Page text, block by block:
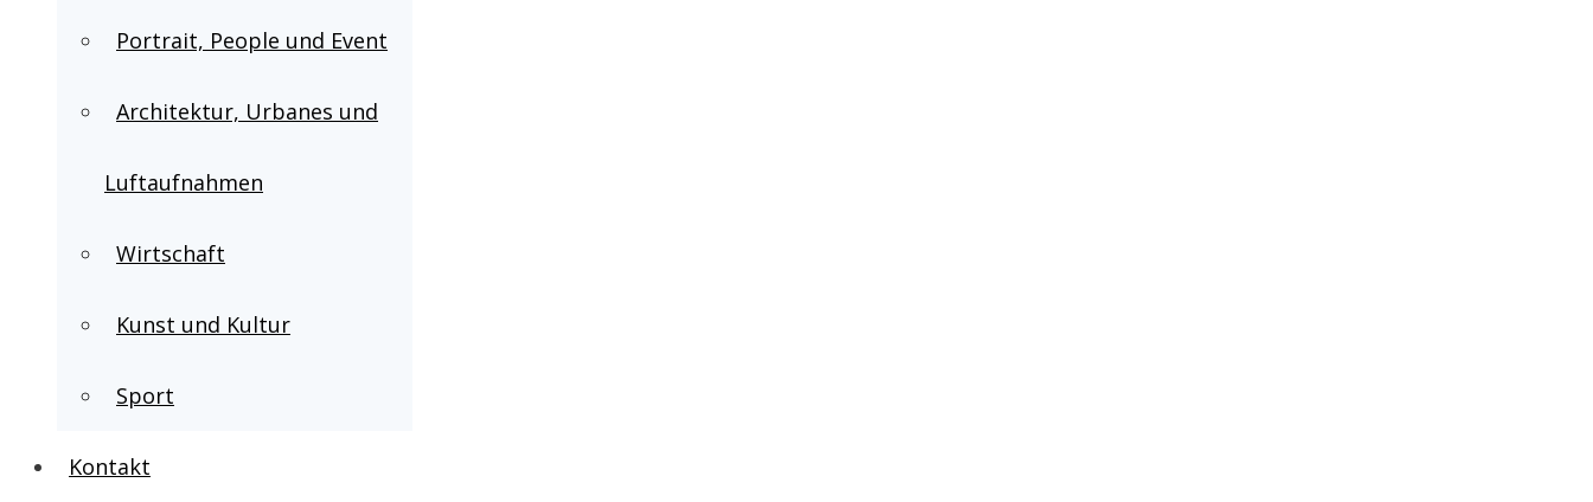
Portrait, People und Event
Architektur, Urbanes und
Luftaufnahmen
Wirtschaft
Kunst und Kultur
Sport
Kontakt